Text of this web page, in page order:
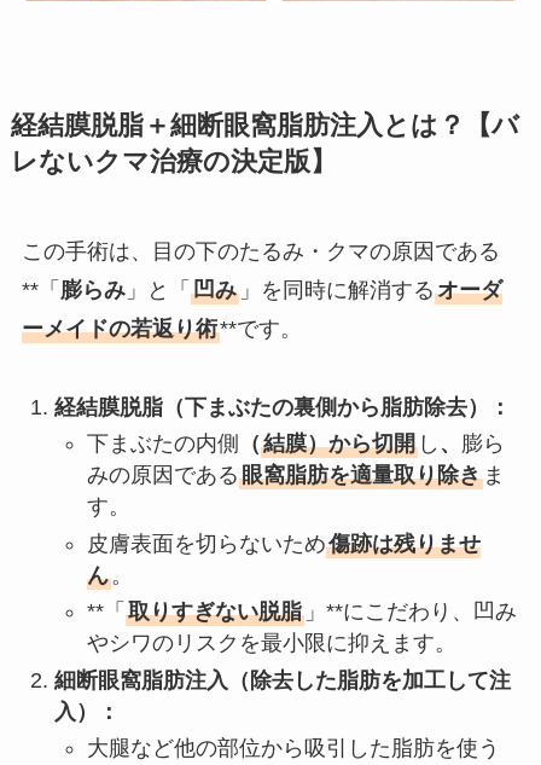
経結膜脱脂＋細断眼窩脂肪注入とは？【バ
レないクマ治療の決定版】
この手術は、目の下のたるみ・クマの原因である
**「 膨らみ」と「 凹み」を同時に解消するオーダ
ーメイドの若返り術**です。
経結膜脱脂（下まぶたの裏側から脂肪除去）：
下まぶたの内側
（結膜）から切開し 、 膨ら
みの原因である眼窩脂肪を適量取り除きま
す。
皮膚表面を切らないため傷跡は残りませ
ん。
**「 取りすぎない脱脂」**にこだわり、凹み
やシワのリスクを最小限に抑えます。
細断眼窩脂肪注入（除去した脂肪を加工して注
入）：
大腿など他の部位から吸引した脂肪を使う